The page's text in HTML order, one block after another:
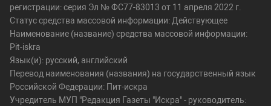
регистрации: серия Эл № ФС77-83013 от 11 апреля 2022 г.
Статус средства массовой информации: Действующее
Наименование (название) средства массовой информации:
Pit-iskra
Язык(и): русский, английский
Перевод наименования (названия) на государственный язык
Российской Федерации: Пит-искра
Учредитель МУП "Редакция Газеты "Искра" - руководитель: